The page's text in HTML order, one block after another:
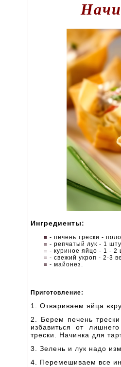
Ингредиенты:
- печень трески -
- репчатый лук - 1
- куриное яйцо - 1 - 2
- свежий укроп - 2-3
- майонез.
Приготовление:
1. Отвариваем яйца
2. Берем печень
избавиться от
трески. Начинка для
3. Зелень и лук надо
4. Перемешиваем все